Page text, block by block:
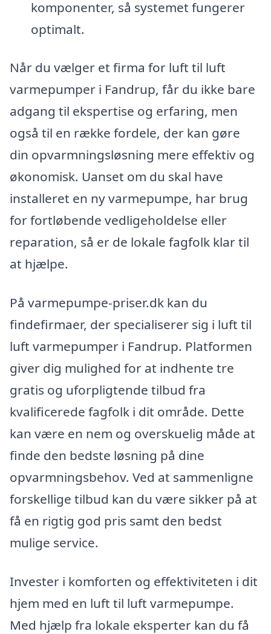
komponenter, så systemet fungerer
optimalt.
Når du vælger et firma for luft til luft
varmepumper i Fandrup, får du ikke bare
adgang til ekspertise og erfaring, men
også til en række fordele, der kan gøre
din opvarmningsløsning mere effektiv og
økonomisk. Uanset om du skal have
installeret en ny varmepumpe, har brug
for fortløbende vedligeholdelse eller
reparation, så er de lokale fagfolk klar til
at hjælpe.
På varmepumpe-priser.dk kan du
findefirmaer, der specialiserer sig i luft til
luft varmepumper i Fandrup. Platformen
giver dig mulighed for at indhente tre
gratis og uforpligtende tilbud fra
kvalificerede fagfolk i dit område. Dette
kan være en nem og overskuelig måde at
finde den bedste løsning på dine
opvarmningsbehov. Ved at sammenligne
forskellige tilbud kan du være sikker på at
få en rigtig god pris samt den bedst
mulige service.
Invester i komforten og effektiviteten i dit
hjem med en luft til luft varmepumpe.
Med hjælp fra lokale eksperter kan du få